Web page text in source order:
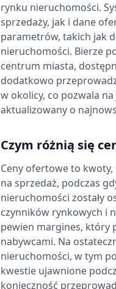
rynku nieruchomości.
sprzedaży, jak i dane
parametrów, takich jak
nieruchomości. Bierze
centrum miasta,
dodatkowo
w okolicy, co pozwala
aktualizowany o
Czym różnią się
Ceny ofertowe to
na sprzedaż, podczas
nieruchomości zostały
czynników rynkowych i
pewien margines, który
nabywcami. Na
nieruchomości, w tym
kwestie ujawnione
konieczność